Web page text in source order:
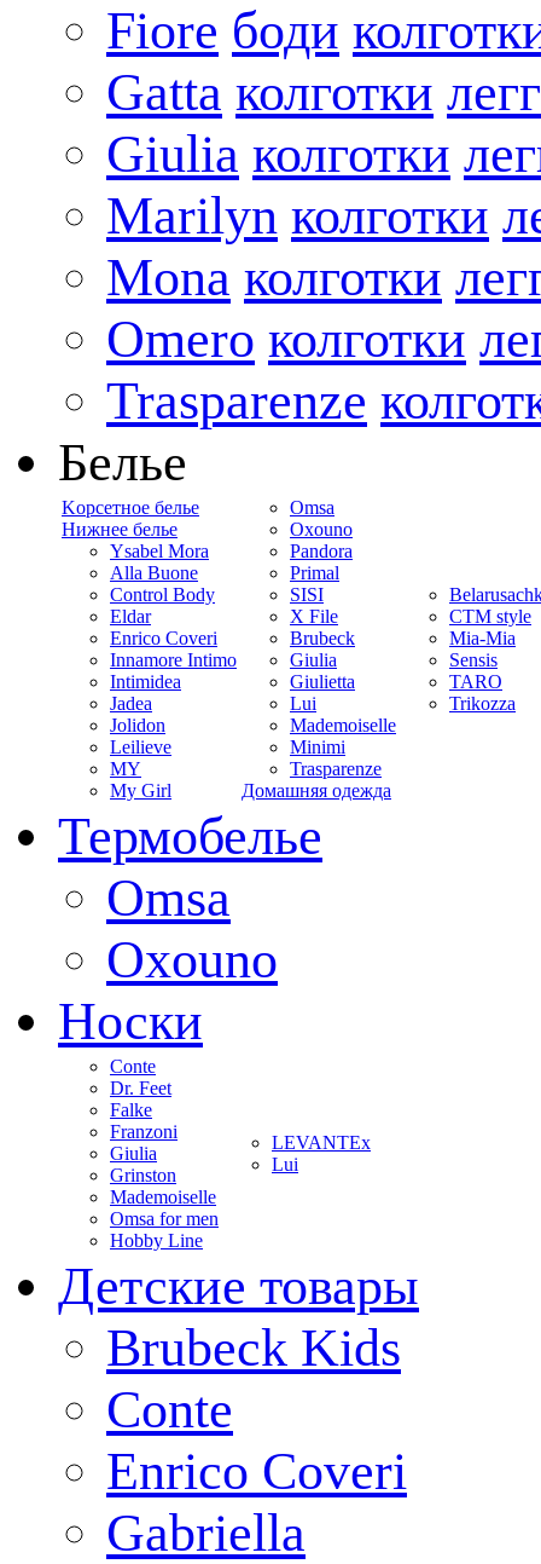
Fiore боди
Gatta колготки
Giulia колготки
Marilyn колготки
Mona колготки
Omero колготки
Trasparenze
Белье
Kорсетное белье
Нижнее белье
Ysabel Mora
Alla Buone
Control Body
Eldar
Enrico Coveri
Innamore Intimo
Intimidea
Jadea
Jolidon
Leilieve
MY
My Girl
Omsa
Oxouno
Pandora
Primal
SISI
X File
Brubeck
Giulia
Giulietta
Lui
Mademoiselle
Minimi
Trasparenze
Домашняя одежда
CTM style
Mia-Mia
Sensis
TARO
Trikozza
Термобелье
Omsa
Oxouno
Носки
Conte
Dr. Feet
Falke
Franzoni
Giulia
Grinston
Mademoiselle
Omsa for men
Hobby Line
LEVANTEx
Lui
Детские товары
Brubeck Kids
Conte
Enrico Coveri
Gabriella